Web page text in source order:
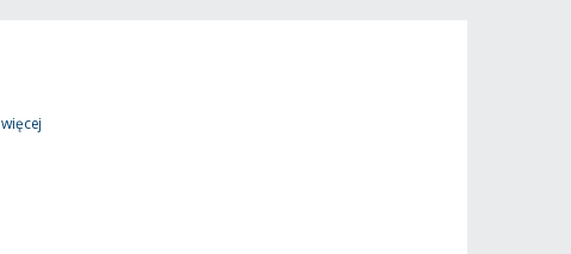
więcej